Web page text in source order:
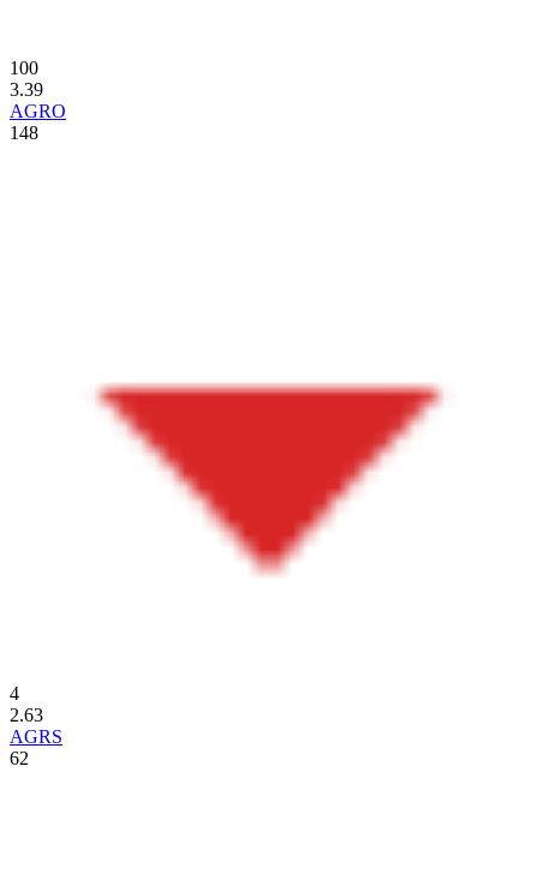
100
3.39
AGRO
148
4
2.63
AGRS
62